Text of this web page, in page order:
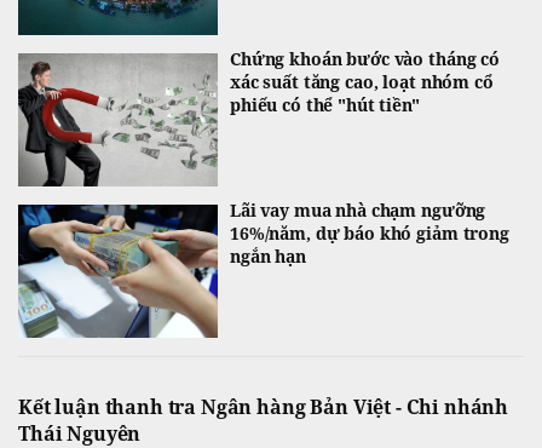
Chứng khoán bước vào tháng có
xác suất tăng cao, loạt nhóm cổ
phiếu có thể "hút tiền"
Lãi vay mua nhà chạm ngưỡng
16%/năm, dự báo khó giảm trong
ngắn hạn
Kết luận thanh tra Ngân hàng Bản Việt - Chi nhánh
Thái Nguyên